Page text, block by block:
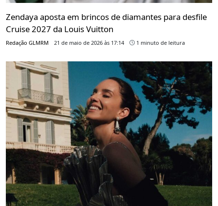
Zendaya aposta em brincos de diamantes para desfile
Cruise 2027 da Louis Vuitton
Redação GLMRM 21 de maio de 2026 às 17:14 1 minuto de leitura